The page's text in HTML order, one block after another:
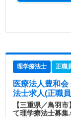
理学療法士 正職
医療法人豊和
法士求人(正職
【三重県／鳥羽
て理学療法士募集